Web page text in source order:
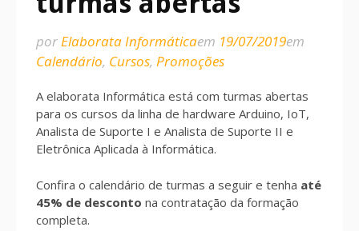
porElaborata Informáticaem 19/07/2019em
Calendário, Cursos, Promoções
A elaborata Informática está com turmas abertas
para os cursos da linha de hardware Arduino, IoT,
Analista de Suporte I e Analista de Suporte II e
Eletrônica Aplicada à Informática.
Confira o calendário de turmas a seguir e tenha até
45% de desconto na contratação da formação
completa.